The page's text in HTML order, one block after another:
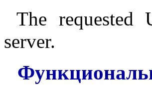
The
server.